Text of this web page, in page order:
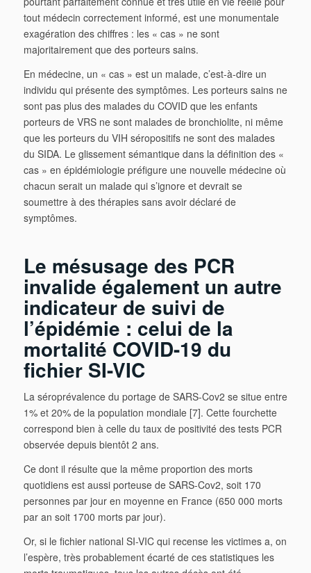
tout médecin correctement informé, est une monumentale
exagération des chiffres : les « cas » ne sont
majoritairement que des porteurs sains.
En médecine, un « cas » est un malade, c’est-à-dire un
individu qui présente des symptômes. Les porteurs sains ne
sont pas plus des malades du COVID que les enfants
porteurs de VRS ne sont malades de bronchiolite, ni même
que les porteurs du VIH séropositifs ne sont des malades
du SIDA. Le glissement sémantique dans la définition des «
cas » en épidémiologie préfigure une nouvelle médecine où
chacun serait un malade qui s’ignore et devrait se
soumettre à des thérapies sans avoir déclaré de
symptômes.
Le mésusage des PCR
invalide également un autre
indicateur de suivi de
l’épidémie : celui de la
mortalité COVID-19 du
fichier SI-VIC
La séroprévalence du portage de SARS-Cov2 se situe entre
1% et 20% de la population mondiale [7]. Cette fourchette
correspond bien à celle du taux de positivité des tests PCR
observée depuis bientôt 2 ans.
Ce dont il résulte que la même proportion des morts
quotidiens est aussi porteuse de SARS-Cov2, soit 170
personnes par jour en moyenne en France (650 000 morts
par an soit 1700 morts par jour).
Or, si le fichier national SI-VIC qui recense les victimes a, on
l’espère, très probablement écarté de ces statistiques les